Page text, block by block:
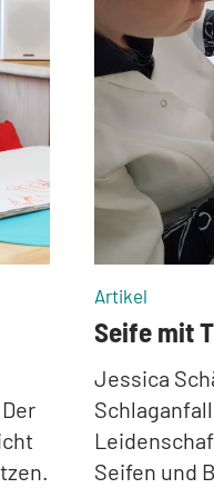
Artikel
Seife mit
Jessica
Seifen und